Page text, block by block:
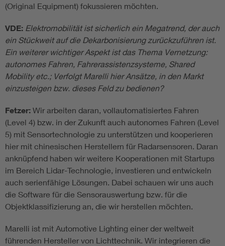
(Original Equipment) fokussieren möchten.
VDE: Elektromobilität ist sicherlich ein Megatrend, der auch
ein Stückweit auf die Dekarbonisierung zurückzuführen ist.
Ein weiterer wichtiger Aspekt ist das Thema Vernetzung:
autonomes Fahren, Fahrerassistenzsysteme, Shared
Mobility etc.; Verfolgt Marelli hier Ansätze, in den Markt
einzusteigen bzw. dieses Feld zu bedienen?
Fetzer: Wir arbeiten daran, vollautomatisiertes Fahren
(Level 4) bzw. in der Zukunft auch autonomes Fahren (Level
5) mit Sensortechnologie zu unterstützen und kooperieren
hier mit chinesischen Herstellern für Radarsensoren. Daran
anknüpfend haben wir weitere Kooperationen mit Startups
im Bereich Lidar-Technologie, investieren und entwickeln
auch serienfähige Lösungen. Dabei schauen wir uns auch
die Software für die Sensorauswertung bzw. für die
Objektklassifizierung an, die wir herstellen möchten.
Marelli ist mit Automotive Lighting einer der weltweit
führenden Hersteller von Lichttechnik. Wir integrieren die